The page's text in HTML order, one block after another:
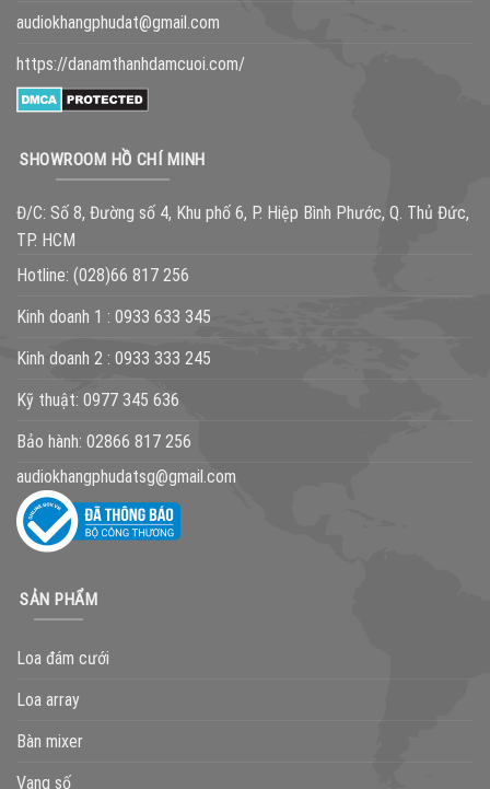
audiokhangphudat@gmail.com
https://danamthanhdamcuoi.com/
SHOWROOM HỒ CHÍ MINH
Đ/C: Số 8, Đường số 4, Khu phố 6, P. Hiệp Bình Phước, Q. Thủ Đức,
TP. HCM
Hotline: (028)66 817 256
Kinh doanh 1 : 0933 633 345
Kinh doanh 2 : 0933 333 245
Kỹ thuật: 0977 345 636
Bảo hành: 02866 817 256
audiokhangphudatsg@gmail.com
SẢN PHẨM
Loa đám cưới
Loa array
Bàn mixer
Vang số